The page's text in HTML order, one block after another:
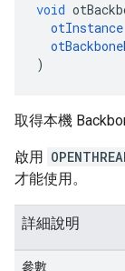
void
otInstance
)
取得本機
啟用
才能使用。
詳細說明
參數